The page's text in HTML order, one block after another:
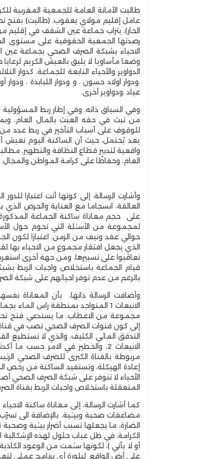
طالبت الأمانة العامة للجمعية المغربية
عامل إقليم مولاي يعقوب، (طالبت)
الحار)، بتراب جماعة عين الشقف في إقليم
رصدتها الجمعية الحقوقية على مستوى
الاحياء بشبكة الصرف الصحي بجماعة
وضعا مأساويا لا يليق بالعيش الكريم
الدواوير والأحياء التابعة للجماعة، كدوار
،ودوار اولاد حسون ، و ودوار اللبابدة ، ودوار
عياد ،ودواوير أخرى.
وفي السياق ذاته، وفي إطار ربط
من تبث في حقه العبث بالمال العام،
للوقوف على أسباب التأخير في ربط عدد من
يعد يُحتمل، حيث أن الساكنة اليوم تعيش
واقعية لتدبير قطاع النظافة والتطهير،
العام، وحفاظًا على كرامة المواطن والمجال.
وأشارت الرسالة، إلى كونها أتت اعتبارا
العالقة، انسجاما مع العناية والحرص
على حجم معاناة ساكنة الجماعة
لمجموعة من الأسئلة التي تحوم حول
حوالي عقد ونيف من الزمن، اعتبارا
الذي يجعل افتقار مجموع من الاحياء بها
تعاقبوا على تسييرها، ومن جهة أخرى
قيام الجماعة باستخلاص واجبات الربط
بالرغم من عدم توفر احيائهم على شبكة
وأضافت الرسالة ذاتها، بأن المعاناة
الانبعاث 1 المتواجد بمنطقة راس
مجموعة من الاعطاب، ما يستدعي فتح
إلى كون قنوات الصرف الصحي تصب في
التدفق المائي الكثيف، والذي لا
الانبعاث 2، والخطير في الامر
مربوطة بالقناة الكبرى للصرف الصحي
إعادة الهيكلة، وتستفيد الساكنة من
الأحياء لا تتوفر على شبكة الصرف الصحي
المتعقلة باستخلاص واجبات الربط بقناة
كما أشارت الرسالة، إلى معاناة ساكنة
مضاعفات صحية وبيئية، بالإضافة الى تسرّب
الضارة، ما يجعلها تسبب أضرار بيئية
الكرامة، في ظل غياب حلول لهذه
أو لا يأتي )، لكونها سئمت من الوعود
على أرض الواقع لبلورة أي برنامج عملي
دعوات لإزالة السياج الشوكي المحيط بالمسبح
بتازة حفاظًا على سلامة المواطنين